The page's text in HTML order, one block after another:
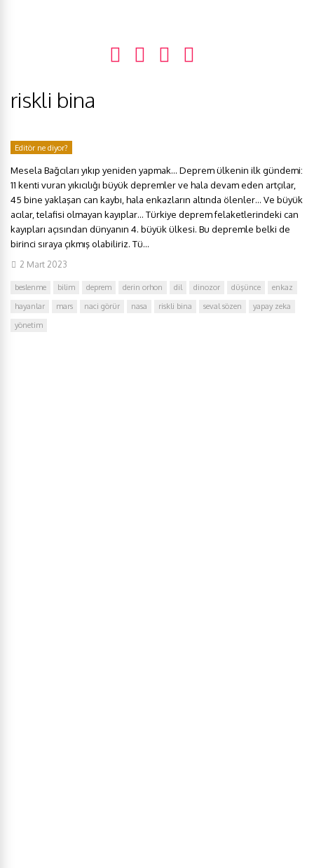
riskli bina
Editör ne diyor?
Mesela Bağcıları yıkıp yeniden yapmak… Deprem ülkenin ilk gündemi:
11 kenti vuran yıkıcılığı büyük depremler ve hala devam eden artçılar,
45 bine yaklaşan can kaybı, hala enkazların altında ölenler… Ve büyük
acılar, telafisi olmayan kayıplar… Türkiye deprem felaketlerindeki can
kayıpları açısından dünyanın 4. büyük ülkesi. Bu depremle belki de
birinci sıraya çıkmış olabiliriz. Tü...
2 Mart 2023
beslenme bilim deprem derin orhon dil dinozor düşünce
enkaz
hayanlar
mars naci görür nasa riskli bina seval sözen
yapay zeka
yönetim